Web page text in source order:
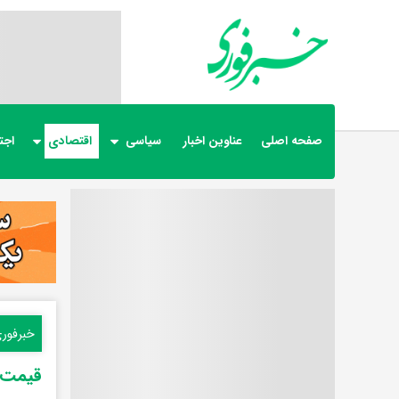
صفحه اصلی عناوین اخبار سیاسی اقتصادی
قیمت